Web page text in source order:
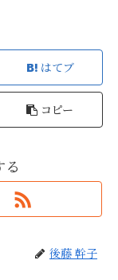
はてブ
コピー
後藤 幹子